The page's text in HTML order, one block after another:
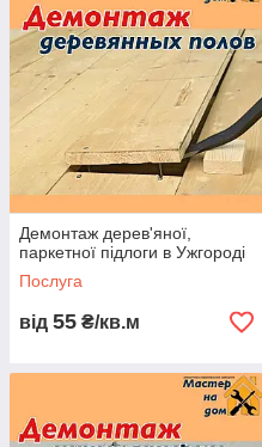
ВИКЛИКАТИ
МОЖНА ЗА
Демонтаж дерев'яної,
паркетної підлоги в Ужгороді
Послуга
від 55 ₴/кв.м